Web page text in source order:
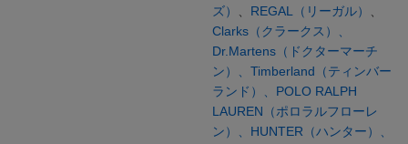
ズ）
、 REGAL（リーガル）
、
Clarks（クラークス）、
Dr.Martens（ドクターマーチ
ン）、 Timberland（ティンバー
ランド）、 POLO RALPH
LAUREN（ポロラルフローレ
ン）、 HUNTER（ハンター）、